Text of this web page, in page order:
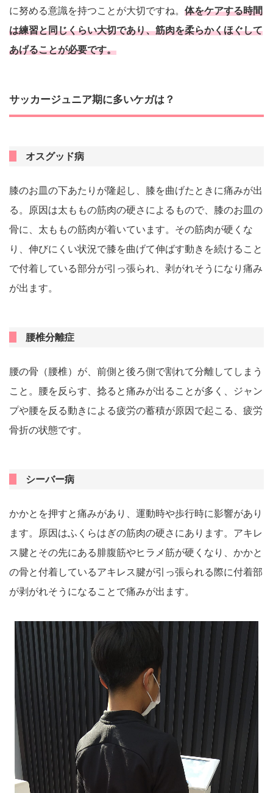
に努める意識を持つことが大切ですね。 体をケアする時間
は練習と同じくらい大切であり、筋肉を柔らかくほぐして
あげることが必要です。
サッカージュニア期に多いケガは？
オスグッド病
膝のお皿の下あたりが隆起し、膝を曲げたときに痛みが出
る。原因は太ももの筋肉の硬さによるもので、膝のお皿の
骨に、太ももの筋肉が着いています。その筋肉が硬くな
り、伸びにくい状況で膝を曲げて伸ばす動きを続けること
で付着している部分が引っ張られ、剥がれそうになり痛み
が出ます。
腰椎分離症
腰の骨（腰椎）が、前側と後ろ側で割れて分離してしまう
こと。腰を反らす、捻ると痛みが出ることが多く、ジャン
プや腰を反る動きによる疲労の蓄積が原因で起こる、疲労
骨折の状態です。
シーバー病
かかとを押すと痛みがあり、運動時や歩行時に影響があり
ます。原因はふくらはぎの筋肉の硬さにあります。アキレ
ス腱とその先にある腓腹筋やヒラメ筋が硬くなり、かかと
の骨と付着しているアキレス腱が引っ張られる際に付着部
が剥がれそうになることで痛みが出ます。